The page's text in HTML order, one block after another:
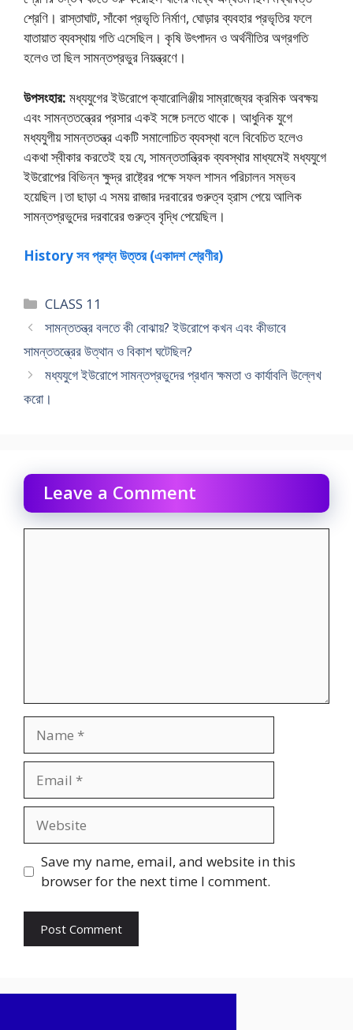
শ্রেণি। রাস্তাঘাট, সাঁকো প্রভৃতি নির্মাণ, ঘােড়ার ব্যবহার প্রভৃতির ফলে
যাতায়াত ব্যবস্থায় গতি এসেছিল। কৃষি উৎপাদন ও অর্থনীতির অগ্রগতি
হলেও তা ছিল সামন্তপ্রভুর নিয়ন্ত্রণে।
উপসংহার: মধ্যযুগের ইউরোপে ক্যারােলিঞ্জীয় সাম্রাজ্যের ক্রমিক অবক্ষয়
এবং সামন্ততন্ত্রের প্রসার একই সঙ্গে চলতে থাকে। আধুনিক যুগে
মধ্যযুগীয় সামন্ততন্ত্র একটি সমালােচিত ব্যবস্থা বলে বিবেচিত হলেও
একথা স্বীকার করতেই হয় যে, সামন্ততান্ত্রিক ব্যবস্থার মাধ্যমেই মধ্যযুগে
ইউরোপের বিভিন্ন ক্ষুদ্র রাষ্ট্রের পক্ষে সফল শাসন পরিচালন সম্ভব
হয়েছিল।তা ছাড়া এ সময় রাজার দরবারের গুরুত্ব হ্রাস পেয়ে আলিক
সামন্তপ্রভুদের দরবারের গুরুত্ব বৃদ্ধি পেয়েছিল।
History সব প্রশ্ন উত্তর (একাদশ শ্রেণীর)
Categories
CLASS 11
সামন্ততন্ত্র বলতে কী বােঝায়? ইউরােপে কখন এবং কীভাবে
সামন্ততন্ত্রের উত্থান ও বিকাশ ঘটেছিল?
মধ্যযুগে ইউরােপে সামন্তপ্রভুদের প্রধান ক্ষমতা ও কার্যাবলি উল্লেখ
করাে।
Leave a Comment
Save my name, email, and website in this
browser for the next time I comment.